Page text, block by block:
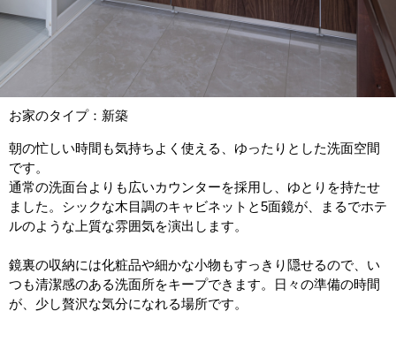
お家のタイプ：新築
朝の忙しい時間も気持ちよく使える、ゆったりとした洗面空間
です。
通常の洗面台よりも広いカウンターを採用し、ゆとりを持たせ
ました。シックな木目調のキャビネットと5面鏡が、まるでホテ
ルのような上質な雰囲気を演出します。
鏡裏の収納には化粧品や細かな小物もすっきり隠せるので、い
つも清潔感のある洗面所をキープできます。日々の準備の時間
が、少し贅沢な気分になれる場所です。